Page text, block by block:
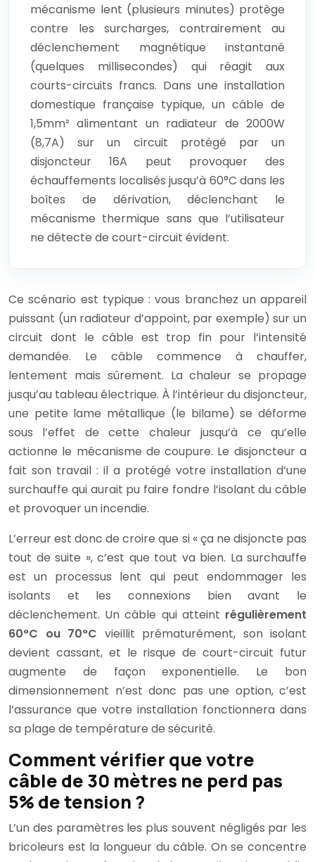
mécanisme lent (plusieurs minutes) protège
contre les surcharges, contrairement au
déclenchement magnétique instantané
(quelques millisecondes) qui réagit aux
courts-circuits francs. Dans une installation
domestique française typique, un câble de
1,5mm² alimentant un radiateur de 2000W
(8,7A) sur un circuit protégé par un
disjoncteur 16A peut provoquer des
échauffements localisés jusqu’à 60°C dans les
boîtes de dérivation, déclenchant le
mécanisme thermique sans que l’utilisateur
ne détecte de court-circuit évident.
Ce scénario est typique : vous branchez un appareil
puissant (un radiateur d’appoint, par exemple) sur un
circuit dont le câble est trop fin pour l’intensité
demandée. Le câble commence à chauffer,
lentement mais sûrement. La chaleur se propage
jusqu’au tableau électrique. À l’intérieur du disjoncteur,
une petite lame métallique (le bilame) se déforme
sous l’effet de cette chaleur jusqu’à ce qu’elle
actionne le mécanisme de coupure. Le disjoncteur a
fait son travail : il a protégé votre installation d’une
surchauffe qui aurait pu faire fondre l’isolant du câble
et provoquer un incendie.
L’erreur est donc de croire que si « ça ne disjoncte pas
tout de suite », c’est que tout va bien. La surchauffe
est un processus lent qui peut endommager les
isolants et les connexions bien avant le
déclenchement. Un câble qui atteint régulièrement
60°C ou 70°C vieillit prématurément, son isolant
devient cassant, et le risque de court-circuit futur
augmente de façon exponentielle. Le bon
dimensionnement n’est donc pas une option, c’est
l’assurance que votre installation fonctionnera dans
sa plage de température de sécurité.
Comment vérifier que votre
câble de 30 mètres ne perd pas
5% de tension ?
L’un des paramètres les plus souvent négligés par les
bricoleurs est la longueur du câble. On se concentre